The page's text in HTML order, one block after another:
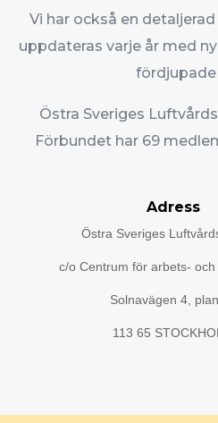
Vi har också en
uppdateras varje år med
Östra Sveriges
Förbundet har 69
Adress
Östra Sveriges
c/o Centrum för arbets- och
Solnavägen 4,
113 65